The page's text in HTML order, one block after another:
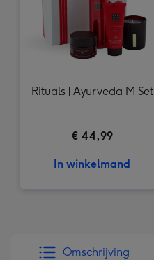
Rituals | Ayurveda M Set
€ 44,99
In winkelmand
Omschrijving